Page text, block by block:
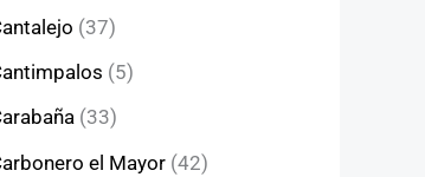
(37)
(5)
(33)
el Mayor (42)